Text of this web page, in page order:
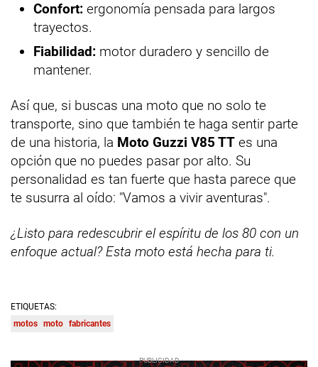
Confort: ergonomía pensada para largos
trayectos.
Fiabilidad: motor duradero y sencillo de
mantener.
Así que, si buscas una moto que no solo te
transporte, sino que también te haga sentir parte
de una historia, la Moto Guzzi V85 TT es una
opción que no puedes pasar por alto. Su
personalidad es tan fuerte que hasta parece que
te susurra al oído: "Vamos a vivir aventuras".
¿Listo para redescubrir el espíritu de los 80 con un
enfoque actual? Esta moto está hecha para ti.
ETIQUETAS:
motos moto fabricantes